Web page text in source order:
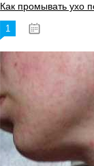
Как промывать ухо
1